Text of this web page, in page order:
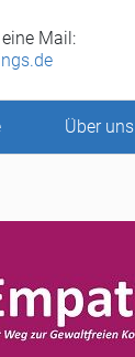
Mail:
Über uns